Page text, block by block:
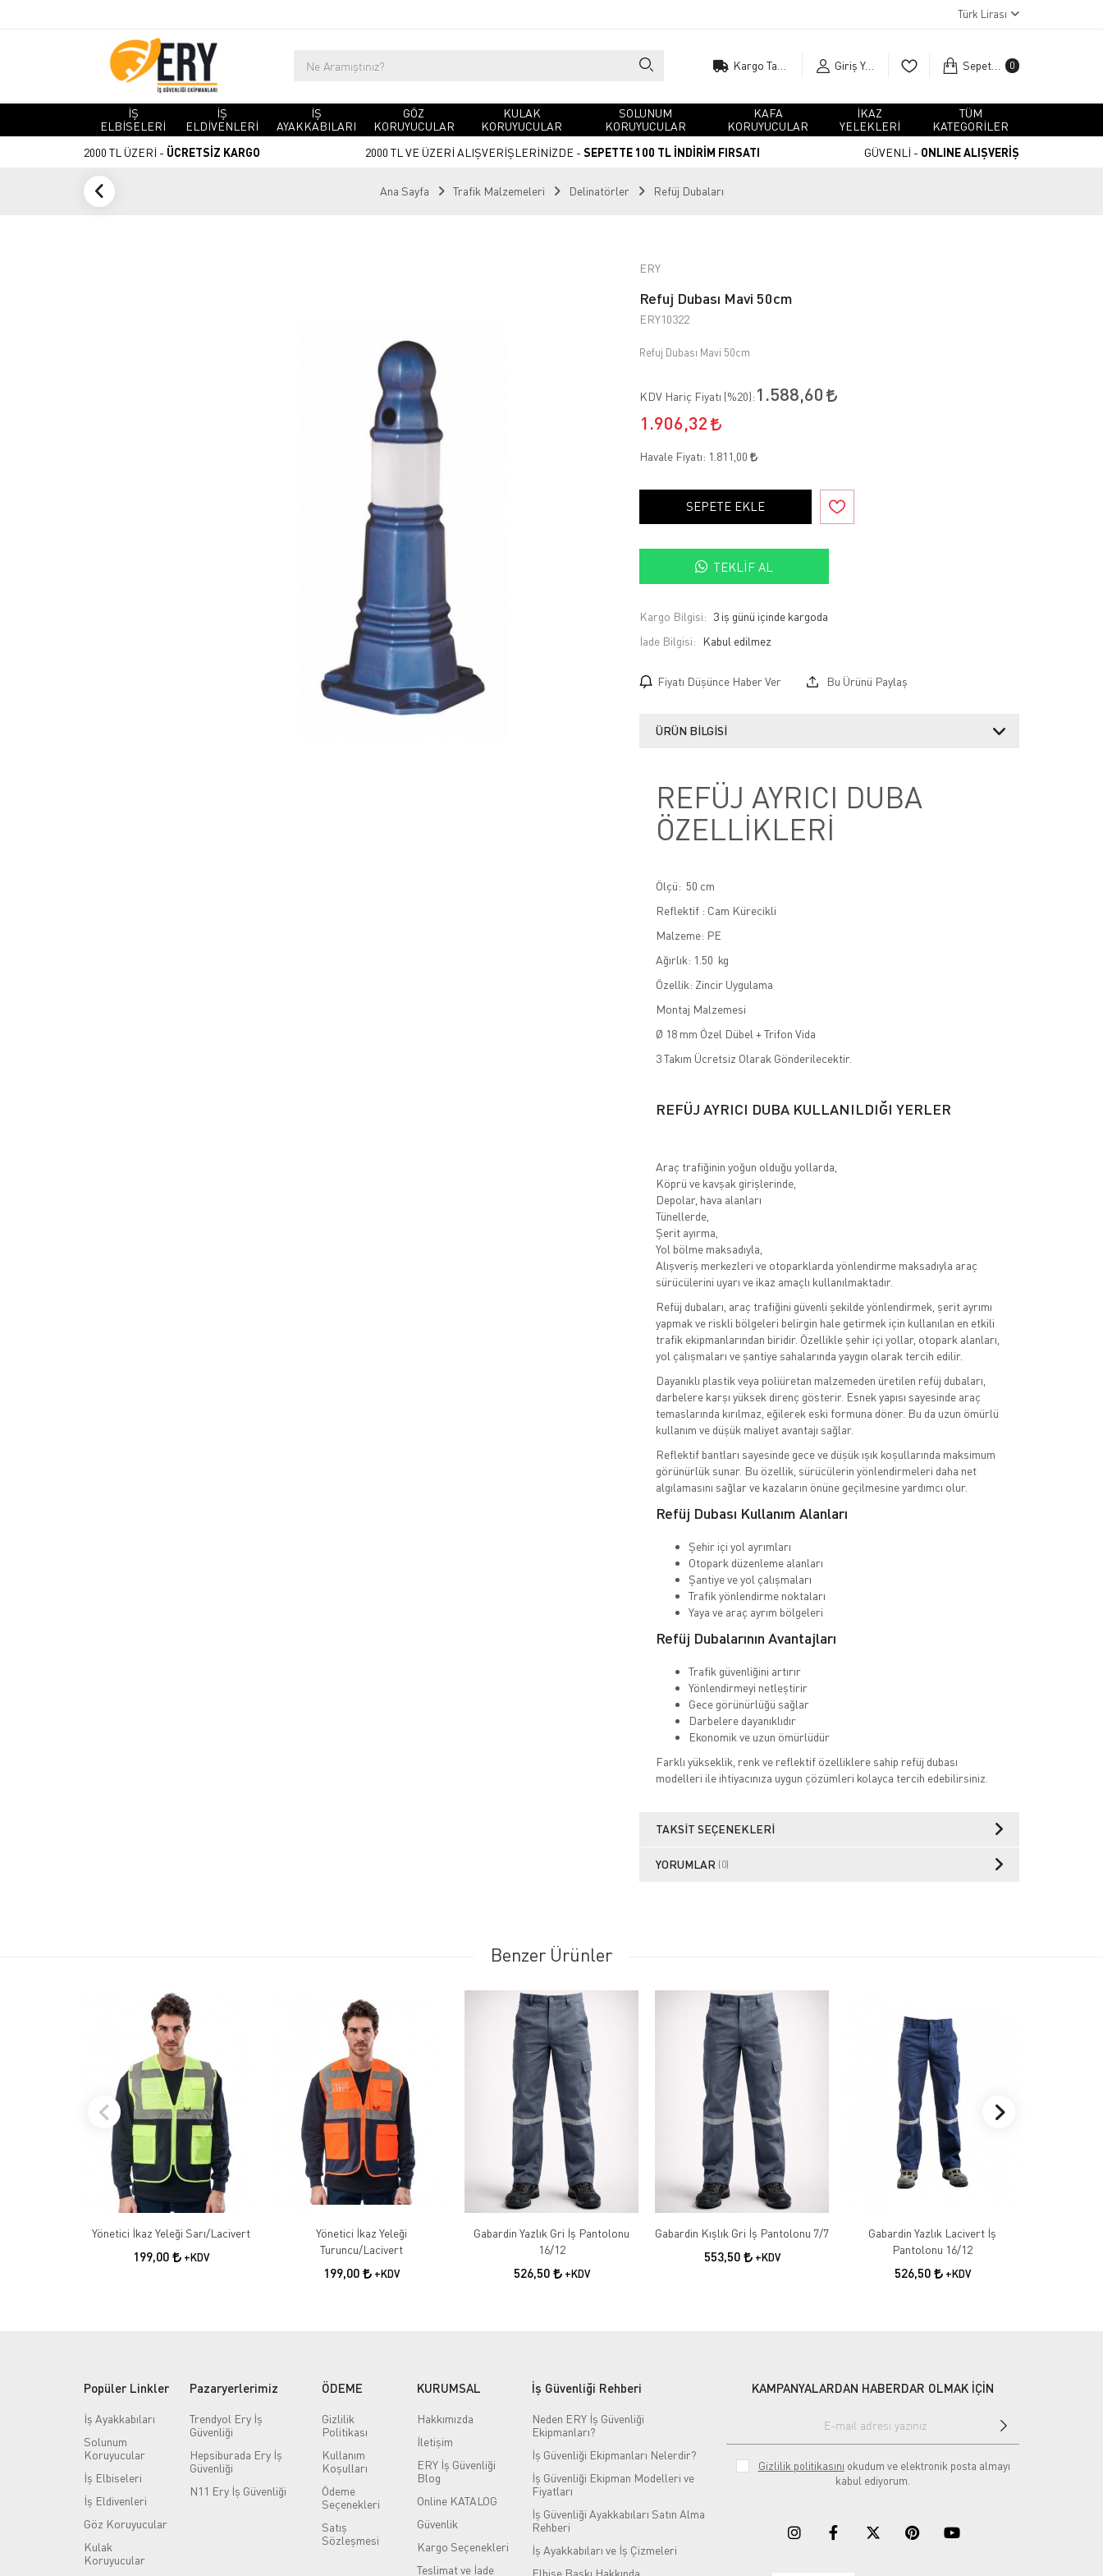
Türk Lirası
Giriş Yap Sepetim 0
İŞ
ELBİSELERİ
İŞ
ELDİVENLERİ
İŞ
AYAKKABILARI
GÖZ
KORUYUCULAR
KULAK
KORUYUCULAR
SOLUNUM
KORUYUCULAR
KAFA
KORUYUCULAR
İKAZ
YELEKLERİ
TÜM
KATEGORİLER
2000 TL ÜZERİ - ÜCRETSİZ KARGO 2000 TL VE ÜZERİ ALIŞVERİŞLERİNİZDE - SEPETTE 100 TL İNDİRİM FIRSATI GÜVENLİ - ONLINE ALIŞVERİŞ
Ana Sayfa Trafik Malzemeleri Delinatörler Refüj Dubaları
ERY
Refuj Dubası Mavi 50cm
ERY10322
Refuj Dubası Mavi 50cm
KDV Hariç Fiyatı (%20): 1.588,60
1.906,32
Havale Fiyatı: 1.811,00
SEPETE EKLE
TEKLIF AL
Kargo Bilgisi: 3 iş günü içinde kargoda
İade Bilgisi:
Fiyatı Düşünce Haber Ver Bu Ürünü Paylaş
ÜRÜN BILGISI
REFÜJ AYRICI DUBA
ÖZELLİKLERİ
Ölçü: 50 cm
Reflektif : Cam Kürecikli
Malzeme: PE
Ağırlık: 1.50 kg
Özellik: Zincir Uygulama
Montaj Malzemesi
Ø 18 mm Özel Dübel + Trifon Vida
3 Takım Ücretsiz Olarak Gönderilecektir.
REFÜJ AYRICI DUBA KULLANILDIĞI YERLER
Araç trafiğinin yoğun olduğu yollarda,
Köprü ve kavşak girişlerinde,
Depolar, hava alanları
Tünellerde,
Şerit ayırma,
Yol bölme maksadıyla,
Alışveriş merkezleri ve otoparklarda yönlendirme maksadıyla araç
sürücülerini uyarı ve ikaz amaçlı kullanılmaktadır.
Refüj dubaları, araç trafiğini güvenli şekilde yönlendirmek, şerit ayrımı
yapmak ve riskli bölgeleri belirgin hale getirmek için kullanılan en etkili
trafik ekipmanlarından biridir. Özellikle şehir içi yollar, otopark alanları,
yol çalışmaları ve şantiye sahalarında yaygın olarak tercih edilir.
Dayanıklı plastik veya poliüretan malzemeden üretilen refüj dubaları,
darbelere karşı yüksek direnç gösterir. Esnek yapısı sayesinde araç
temaslarında kırılmaz, eğilerek eski formuna döner. Bu da uzun ömürlü
kullanım ve düşük maliyet avantajı sağlar.
Reflektif bantları sayesinde gece ve düşük ışık koşullarında maksimum
görünürlük sunar. Bu özellik, sürücülerin yönlendirmeleri daha net
algılamasını sağlar ve kazaların önüne geçilmesine yardımcı olur.
Refüj Dubası Kullanım Alanları
Şehir içi yol ayrımları
Otopark düzenleme alanları
Şantiye ve yol çalışmaları
Trafik yönlendirme noktaları
Yaya ve araç ayrım bölgeleri
Refüj Dubalarının Avantajları
Trafik güvenliğini artırır
Yönlendirmeyi netleştirir
Gece görünürlüğü sağlar
Darbelere dayanıklıdır
Ekonomik ve uzun ömürlüdür
Farklı yükseklik, renk ve reflektif özelliklere sahip refüj dubası
modelleri ile ihtiyacınıza uygun çözümleri kolayca tercih edebilirsiniz.
TAKSIT SEÇENEKLERI
YORUMLAR (0)
Benzer Ürünler
Yönetici İkaz Yeleği Sarı/Lacivert
199,00 +KDV
Yönetici İkaz Yeleği
Turuncu/Lacivert
199,00 +KDV
Gabardin Yazlık Gri İş Pantolonu
16/12
526,50 +KDV
Gabardin Kışlık Gri İş Pantolonu 7/7
553,50 +KDV
Gabardin Yazlık Lacivert İş
Pantolonu 16/12
526,50 +KDV
Popüler Linkler
İş Ayakkabıları
Solunum
Koruyucular
İş Elbiseleri
İş Eldivenleri
Göz Koruyucular
Kulak
Koruyucular
Pazaryerlerimiz
Trendyol Ery İş
Güvenliği
Hepsiburada Ery İş
Güvenliği
N11 Ery İş Güvenliği
ÖDEME
Gizlilik
Politikası
Kullanım
Koşulları
Ödeme
Seçenekleri
Satış
Sözleşmesi
KURUMSAL
Hakkımızda
İletişim
ERY İş Güvenliği
Blog
Online KATALOG
Güvenlik
Kargo Seçenekleri
Teslimat ve İade
İş Güvenliği Rehberi
Neden ERY İş Güvenliği
Ekipmanları?
İş Güvenliği Ekipmanları Nelerdir?
İş Güvenliği Ekipman Modelleri ve
Fiyatları
İş Güvenliği Ayakkabıları Satın Alma
Rehberi
İş Ayakkabıları ve İş Çizmeleri
Elbise Baskı Hakkında
KAMPANYALARDAN HABERDAR OLMAK İÇİN
Gizlilik politikasını okudum ve elektronik posta almayı
kabul ediyorum.